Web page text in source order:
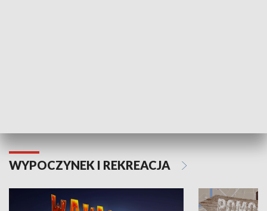
WYPOCZYNEK I REKREACJA